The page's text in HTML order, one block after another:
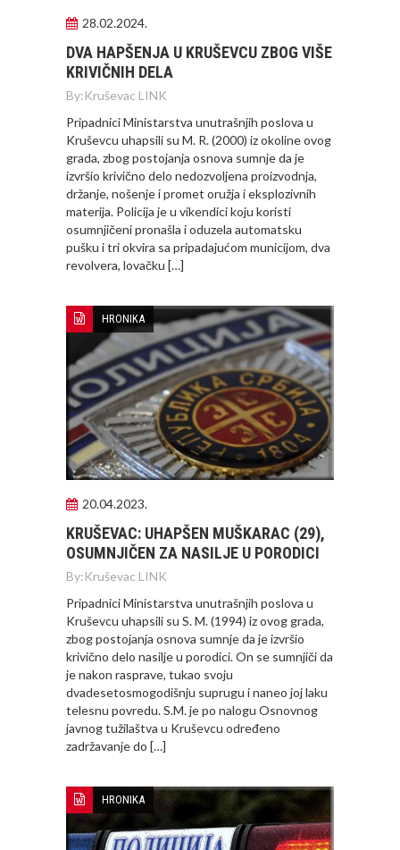
28.02.2024.
DVA HAPŠENJA U KRUŠEVCU ZBOG VIŠE
KRIVIČNIH DELA
By:Kruševac LINK
Pripadnici Ministarstva unutrašnjih poslova u
Kruševcu uhapsili su M. R. (2000) iz okoline ovog
grada, zbog postojanja osnova sumnje da je
izvršio krivično delo nedozvoljena proizvodnja,
držanje, nošenje i promet oružja i eksplozivnih
materija. Policija je u vikendici koju koristi
osumnjičeni pronašla i oduzela automatsku
pušku i tri okvira sa pripadajućom municijom, dva
revolvera, lovačku […]
HRONIKA
20.04.2023.
KRUŠEVAC: UHAPŠEN MUŠKARAC (29),
OSUMNJIČEN ZA NASILJE U PORODICI
By:Kruševac LINK
Pripadnici Ministarstva unutrašnjih poslova u
Kruševcu uhapsili su S. M. (1994) iz ovog grada,
zbog postojanja osnova sumnje da je izvršio
krivično delo nasilje u porodici. On se sumnjiči da
je nakon rasprave, tukao svoju
dvadesetosmogodišnju suprugu i naneo joj laku
telesnu povredu. S.M. je po nalogu Osnovnog
javnog tužilaštva u Kruševcu određeno
zadržavanje do […]
HRONIKA